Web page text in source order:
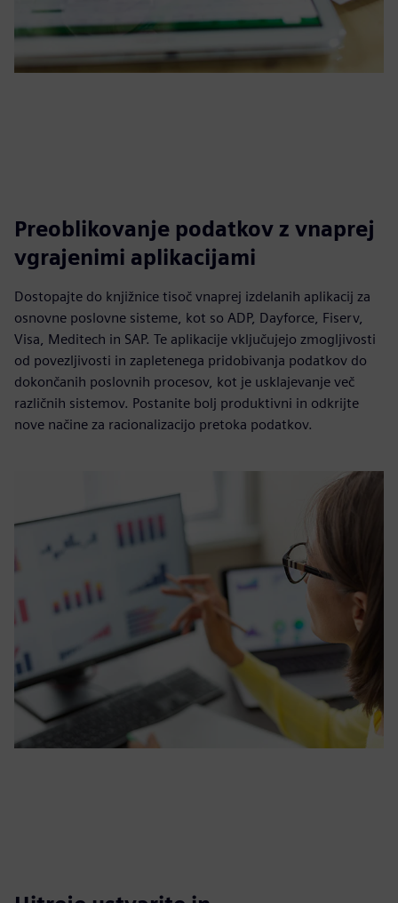
Preoblikovanje podatkov z vnaprej
vgrajenimi aplikacijami
Dostopajte do knjižnice tisoč vnaprej izdelanih aplikacij za
osnovne poslovne sisteme, kot so ADP, Dayforce, Fiserv,
Visa, Meditech in SAP. Te aplikacije vključujejo zmogljivosti
od povezljivosti in zapletenega pridobivanja podatkov do
dokončanih poslovnih procesov, kot je usklajevanje več
različnih sistemov. Postanite bolj produktivni in odkrijte
nove načine za racionalizacijo pretoka podatkov.